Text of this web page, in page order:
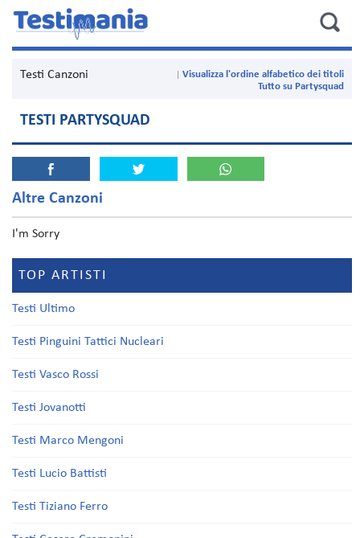
Testi Canzoni
Visualizza l'ordine alfabetico dei titoli
Tutto su Partysquad
TESTI PARTYSQUAD
Altre Canzoni
I'm Sorry
TOP ARTISTI
Testi Ultimo
Testi Pinguini Tattici Nucleari
Testi Vasco Rossi
Testi Jovanotti
Testi Marco Mengoni
Testi Lucio Battisti
Testi Tiziano Ferro